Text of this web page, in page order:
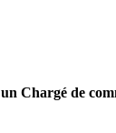
un Chargé de